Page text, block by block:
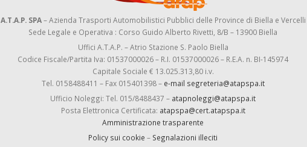
A.T.A.P. SPA– Azienda Trasporti Automobilistici Pubblici delle Province di Biella e Vercelli
Sede Legale e Operativa : Corso Guido Alberto Rivetti, 8/B – 13900 Biella
Uffici A.T.A.P. – Atrio Stazione S. Paolo Biella
Codice Fiscale/Partita Iva: 01537000026 – R.I. 01537000026 – R.E.A. n. BI-145974
Capitale Sociale € 13.025.313,80 i.v.
Tel. 0158488411 – Fax 015401398 – e-mail segreteria@atapspa.it
Ufficio Noleggi: Tel. 015/8488437 – atapnoleggi@atapspa.it
Posta Elettronica Certificata: atapspa@cert.atapspa.it
Amministrazione trasparente
Policy sui cookie – Segnalazioni illeciti